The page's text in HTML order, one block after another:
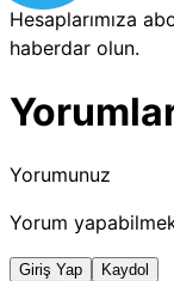
Hesaplarımıza
haberdar olun.
Yorumunuz
Yorum
Giriş Yap Kaydol